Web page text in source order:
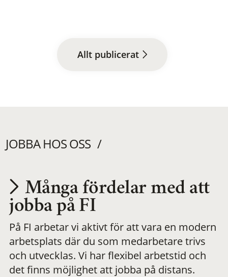
Allt publicerat
JOBBA HOS OSS
Utvecklas på en
meningsfull och
flexibel
Många fördelar med att
jobba på FI
På FI arbetar vi aktivt för att vara en modern
arbetsplats där du som medarbetare trivs
och utvecklas. Vi har flexibel arbetstid och
det finns möjlighet att jobba på distans.